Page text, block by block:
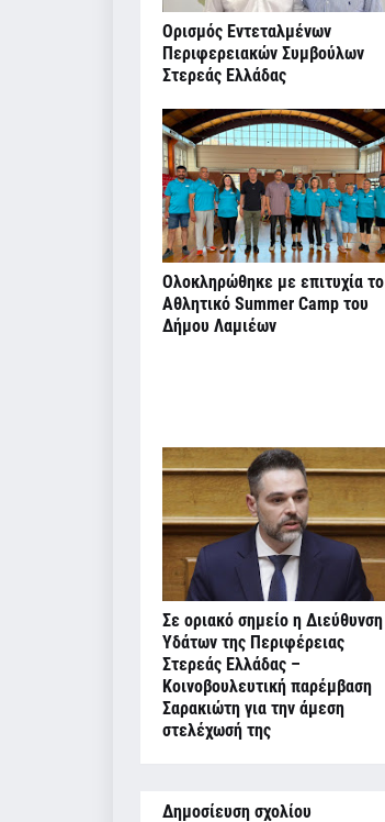
Ορισμός Εντεταλμένων
Περιφερειακών Συμβούλων
Στερεάς Ελλάδας
Ολοκληρώθηκε με επιτυχία το
Αθλητικό Summer Camp του
Δήμου Λαμιέων
Σε οριακό σημείο η Διεύθυνση
Υδάτων της Περιφέρειας
Στερεάς Ελλάδας –
Κοινοβουλευτική παρέμβαση
Σαρακιώτη για την άμεση
στελέχωσή της
Δημοσίευση σχολίου